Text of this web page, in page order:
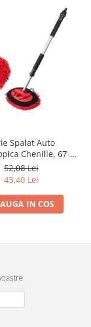
Spalat Auto
Chenille, 67-
100 cm
52,08 Lei
43,40 Lei
IN COS